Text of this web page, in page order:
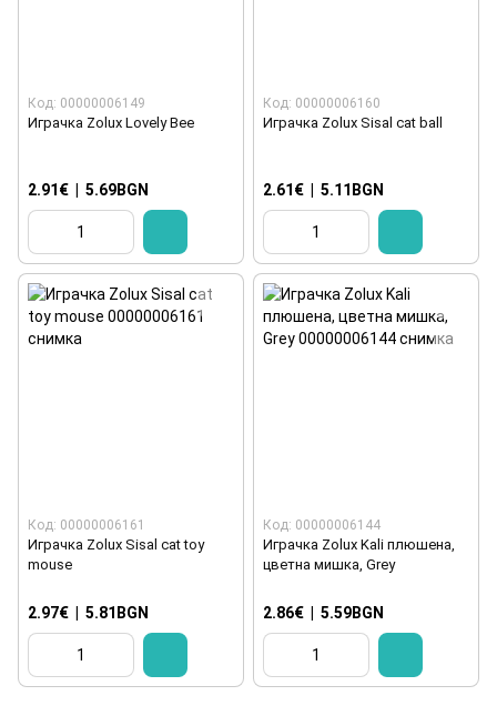
Код: 00000006149
Играчка Zolux Lovely Bee
2.91€ 5.69BGN
Код: 00000006160
Играчка Zolux Sisal cat ball
2.61€ 5.11BGN
Код: 00000006161
Играчка Zolux Sisal cat toy
mouse
2.97€ 5.81BGN
Код: 00000006144
Играчка Zolux Kali плюшена,
цветна мишка, Grey
2.86€ 5.59BGN